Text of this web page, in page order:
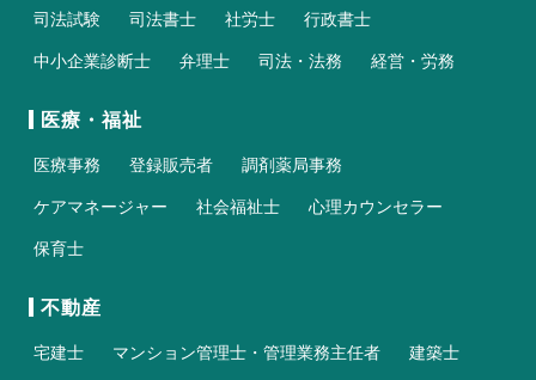
司法試験 司法書士 社労士
行政書士
中小企業診断士
弁理士 司法・法務 経営・労務
医療・福祉
医療事務 登録販売者
調剤薬局事務
ケアマネージャー
社会福祉士
心理カウンセラー
保育士
不動産
宅建士 マンション管理士・管理業務主任者
建築士